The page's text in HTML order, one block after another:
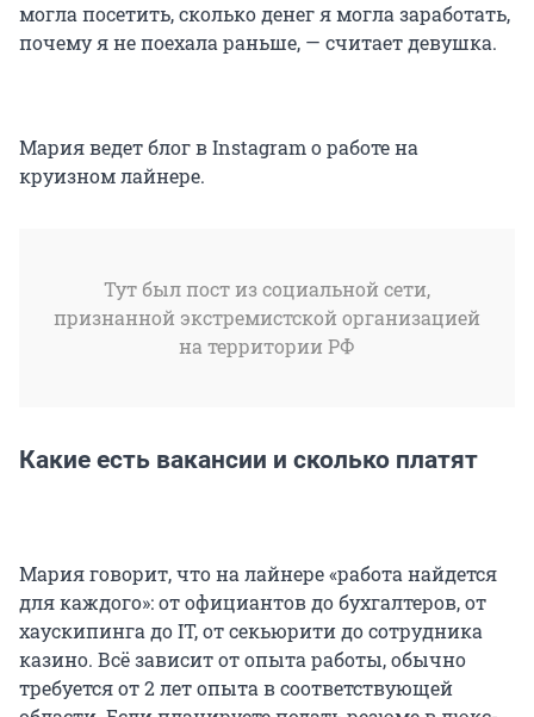
могла посетить, сколько денег я могла заработать,
почему я не поехала раньше, — считает девушка.
Мария ведет блог в Instagram о работе на
круизном лайнере.
Тут был пост из социальной сети,
признанной экстремистской организацией
на территории РФ
Какие есть вакансии и сколько платят
Мария говорит, что на лайнере «работа найдется
для каждого»: от официантов до бухгалтеров, от
хаускипинга до IT, от секьюрити до сотрудника
казино. Всё зависит от опыта работы, обычно
требуется от 2 лет опыта в соответствующей